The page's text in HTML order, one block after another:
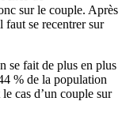
sur le couple. Après
faut se recentrer sur
se fait de plus en plus
% de la population
cas d’un couple sur